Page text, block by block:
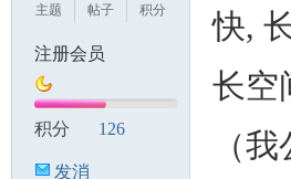
主题
帖子
积分
注册会员
积分 126
发消
快,
长空
（